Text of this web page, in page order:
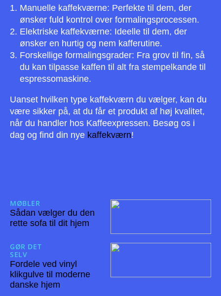
Manuelle kaffekværne: Perfekte til dem, der
ønsker fuld kontrol over formalingsprocessen.
Elektriske kaffekværne: Ideelle til dem, der
ønsker en hurtig og nem kafferutine.
Forskellige formalingsgrader: Fra grov til fin, så
du kan tilpasse kaffen til alt fra stempelkande til
espressomaskine.
Uanset hvilken type kaffekværn du vælger, kan du
være sikker på, at du får et produkt af høj kvalitet,
når du handler hos Kaffeexpressen. Besøg os i
dag og find din nye kaffekværn!
MØBLER
Sådan vælger du den
rette sofa til dit hjem
GØR DET
SELV
Fordele ved vinyl
klikgulve til moderne
danske hjem